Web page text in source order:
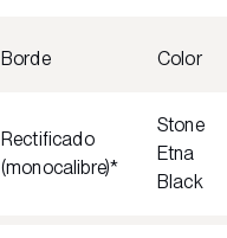
Borde Color
Rectificado
(monocalibre)*
Stone
Etna
Black